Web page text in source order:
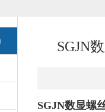
SGJN
SGJN数显螺